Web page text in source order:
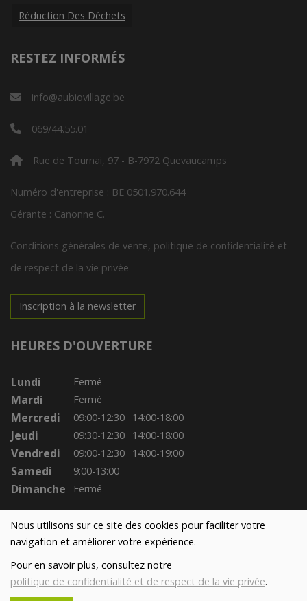
Nous utilisons sur ce site des cookies pour faciliter votre
navigation et améliorer votre expérience.
Pour en savoir plus, consultez notre
politique de confidentialité et de respect de la vie privée.
Réduction Des Déchets
RESTEZ INFORMÉS
info@aubiovillage.be
069/44.55.01
Rue de Tournai, 97 - B-7972 Quevaucamps
Numéro d'entreprise : BE 0501.970.644
Gérante : Canonne C.
Conditions générales de vente, politique de confidentialité et
de respect de la vie privée
Inscription à la newsletter
HEURES D'OUVERTURE
Lundi Fermé
Mardi Fermé
Mercredi 09:00-12:30 14:00-18:00
Jeudi 09:30-12:30 14:00-18:00
Vendredi 09:00-12:30 14:00-19:00
Samedi 9:00-13:00
Dimanche Fermé